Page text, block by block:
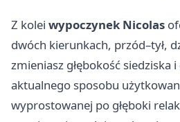
Z kolei wypoczynek Nicolas
dwóch kierunkach, przód–tył,
zmieniasz głębokość siedziska
aktualnego sposobu
wyprostowanej po głęboki